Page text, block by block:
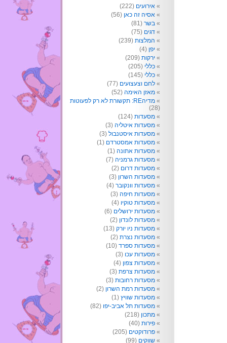
אירועים (222)
אסיה זה כאן (56)
בשר (81)
דגים (75)
המלצות (239)
יפן (4)
ירקות (209)
כללי (205)
כללי (145)
לחם וצעצועים (77)
מאזן האימה (52)
מדיהRE: תקשורת לא רק לפעוטות
(28)
מסעדות (124)
מסעדות איטליה (3)
מסעדות איסטנבול (3)
מסעדות אמסטרדם (1)
מסעדות אתונה (1)
מסעדות גרמניה (7)
מסעדות דרום (2)
מסעדות השרון (3)
מסעדות וונקובר (4)
מסעדות חיפה (3)
מסעדות טוקיו (4)
מסעדות ירושלים (6)
מסעדות לונדון (2)
מסעדות ניו יורק (13)
מסעדות נצרת (2)
מסעדות ספרד (10)
מסעדות עכו (3)
מסעדות צפון (4)
מסעדות צרפת (3)
מסעדות רחובות (3)
מסעדות רמת השרון (2)
מסעדות שוויץ (1)
מסעדות תל אביב-יפו (82)
מתכון (218)
פירות (40)
פרודוקטים (205)
שווקים (99)